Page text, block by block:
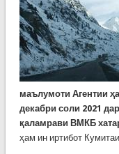
маълумоти Агентии
декабри соли 2021
қаламрави ВМКБ
ҳам ин иртибот